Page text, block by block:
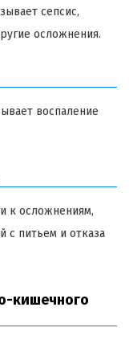
сепсис,
осложнения.
воспаление
к осложнениям,
с питьем и отказа
кишечного